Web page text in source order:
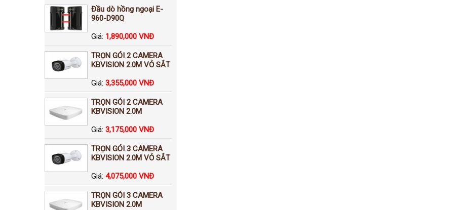
Đầu dò hồng ngoại E-
960-D90Q
Giá: 1,890,000 VNĐ
TRỌN GÓI 2 CAMERA
KBVISION 2.0M VỎ SẮT
Giá: 3,355,000 VNĐ
TRỌN GÓI 2 CAMERA
KBVISION 2.0M
Giá: 3,175,000 VNĐ
TRỌN GÓI 3 CAMERA
KBVISION 2.0M VỎ SẮT
Giá: 4,075,000 VNĐ
TRỌN GÓI 3 CAMERA
KBVISION 2.0M